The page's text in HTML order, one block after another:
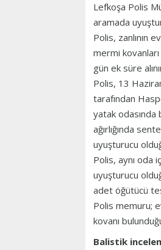
Lefkoşa Polis
aramada
Polis, zanlının
mermi
gün ek süre
Polis, 13
tarafından
yatak odasında
ağırlığında
uyuşturucu
Polis, aynı oda
uyuşturucu
adet öğütücü
Polis memuru;
kovanı
Balistik